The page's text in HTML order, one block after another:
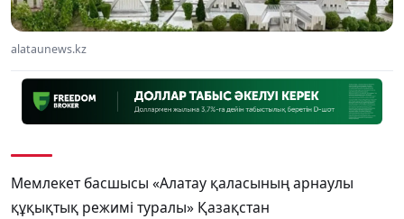
alataunews.kz
Мемлекет басшысы «Алатау қаласының арнаулы
құқықтық режимі туралы» Қазақстан